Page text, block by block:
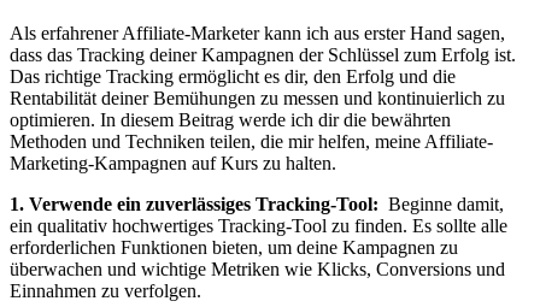
Als ⁣erfahrener Affiliate-Marketer kann ich aus erster Hand‍ sagen,
dass das Tracking deiner⁣ Kampagnen ​der⁤ Schlüssel zum Erfolg ist.
⁢Das‌ richtige Tracking⁤ ermöglicht es dir, den Erfolg und die
Rentabilität deiner Bemühungen⁣ zu messen und kontinuierlich​ zu
optimieren. In ​diesem‌ Beitrag werde ⁣ich dir die bewährten
Methoden und Techniken teilen, die mir ⁢helfen, meine Affiliate-
Marketing-Kampagnen auf ‌Kurs ‍zu ⁢halten.
1.‍ Verwende ein zuverlässiges Tracking-Tool: ‍ Beginne damit,
‍ein qualitativ hochwertiges⁢ Tracking-Tool zu finden. Es ‍sollte ⁢alle
erforderlichen Funktionen bieten, um deine Kampagnen zu
überwachen und wichtige Metriken wie Klicks, Conversions und
Einnahmen ​zu verfolgen.